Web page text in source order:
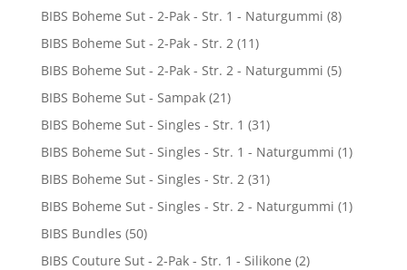
BIBS Boheme Sut - 2-Pak - Str. 1 - Naturgummi (8)
BIBS Boheme Sut - 2-Pak - Str. 2 (11)
BIBS Boheme Sut - 2-Pak - Str. 2 - Naturgummi (5)
BIBS Boheme Sut - Sampak (21)
BIBS Boheme Sut - Singles - Str. 1 (31)
BIBS Boheme Sut - Singles - Str. 1 - Naturgummi (1)
BIBS Boheme Sut - Singles - Str. 2 (31)
BIBS Boheme Sut - Singles - Str. 2 - Naturgummi (1)
BIBS Bundles (50)
BIBS Couture Sut - 2-Pak - Str. 1 - Silikone (2)